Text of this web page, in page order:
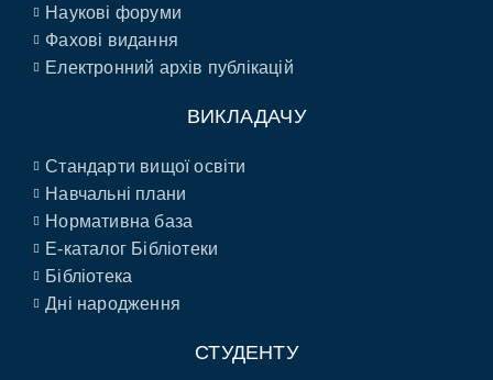
Наукові форуми
Фахові видання
Електронний архів публікацій
ВИКЛАДАЧУ
Стандарти вищої освіти
Навчальні плани
Нормативна база
E-каталог Бібліотеки
Бібліотека
Дні народження
СТУДЕНТУ